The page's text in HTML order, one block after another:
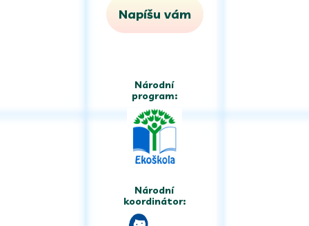
Napíšu vám
Národní
program:
Národní
koordinátor: